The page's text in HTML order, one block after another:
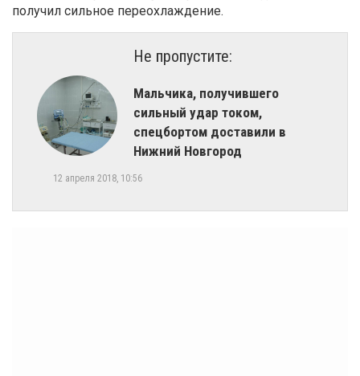
получил сильное переохлаждение.
Не пропустите:
​Мальчика, получившего
сильный удар током,
спецбортом доставили в
Нижний Новгород
12 апреля 2018, 10:56